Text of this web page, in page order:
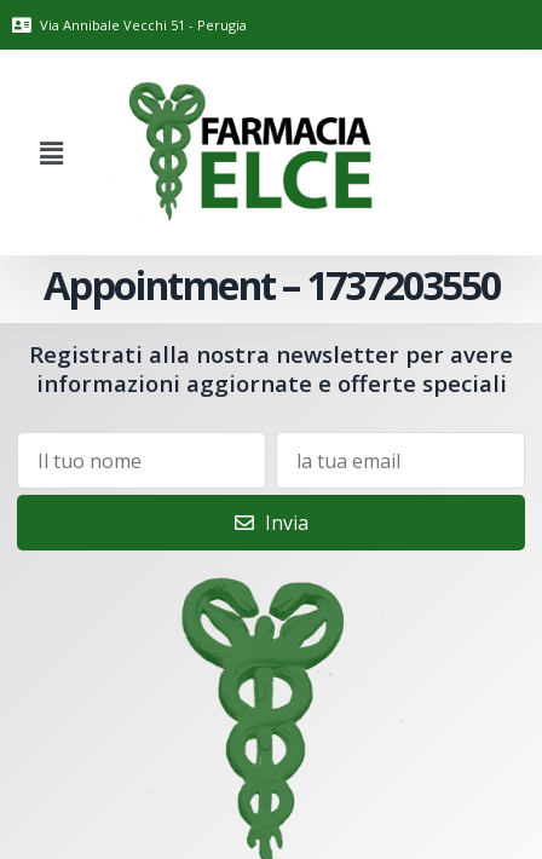
Via Annibale Vecchi 51 - Perugia
Appointment – 1737203550
Registrati alla nostra newsletter per avere
informazioni aggiornate e offerte speciali
Invia